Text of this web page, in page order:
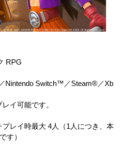
RPG
Nintendo Switch™／Steam®／Xb
イ可能です。
レイ時最大 4人（1人につき、本
す）